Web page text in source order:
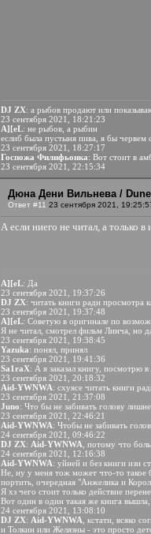
DJ ZX: а рыбов продают или
23 сентября 2021, 18:21:23
A][eL: не рыбов, а рыбин
еслиб была пустыня пива, я бы червем
23 сентября 2021, 18:27:17
Госпожа Филифьонка: Вот стоит в
23 сентября 2021, 22:15:34
Дюна Дени Вильнева /
Ответ #11 23 сентября 2021,
А если ниего не читал, а только в
A][eL: Да
23 сентября 2021, 19:37:26
DJ ZX: читать книги ради просмотра
23 сентября 2021, 19:37:48
A][eL: Советую в оригинале по
Я не читал, смотрел фильм Линча, но
23 сентября 2021, 19:38:45
Yazuka: понял, принял
23 сентября 2021, 19:41:36
Sa1raX: А я заказал книгу, посмотрю
23 сентября 2021, 20:18:32
Aid-YWNWA: схуясе читать книги
23 сентября 2021, 21:37:08
Juno: Что бы не забивать голову
23 сентября 2021, 22:46:21
Aid-YWNWA: Чтобы не забивать
24 сентября 2021, 09:46:22
DJ ZX: Aid-YWNWA , потому что
24 сентября 2021, 12:16:38
Aid-YWNWA: уйней и без книги изи
Не, ну у меня тож может что-то такое
портить, очередная "Анжелика и
Я хз чего стоит только действие
Вот один в один такая же книга
24 сентября 2021, 13:08:10
DJ ZX: Aid-YWNWA , кстати, всяко
и Толкин или Желязны - это просто